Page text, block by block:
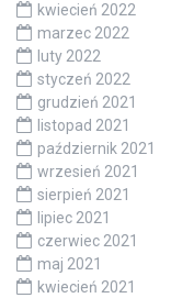
kwiecień 2022
marzec 2022
luty 2022
styczeń 2022
grudzień 2021
listopad 2021
październik 2021
wrzesień 2021
sierpień 2021
lipiec 2021
czerwiec 2021
maj 2021
kwiecień 2021